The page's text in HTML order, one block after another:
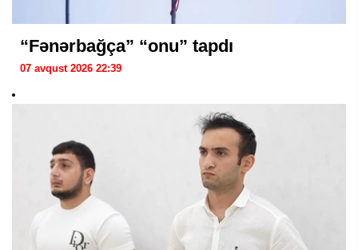
“Fənərbağça” “onu” tapdı
07 avqust 2026 22:39